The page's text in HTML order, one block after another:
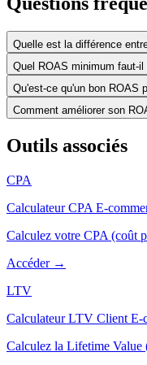
Quelle est la différence
Quel ROAS minimum faut-il
Qu'est-ce qu'un bon ROAS
Comment améliorer son
Outils associés
CPA
Calculateur CPA E-
Calculez votre CPA (coût
Accéder →
LTV
Calculateur LTV Client E-
Calculez la Lifetime Value